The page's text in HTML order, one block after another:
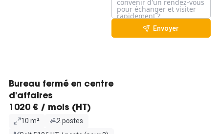
Envoyer
Bureau fermé en centre
d'affaires
1020 € / mois (HT)
10 m²
2 postes